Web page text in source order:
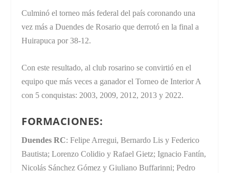
Culminó el torneo más federal del país coronando una
vez más a Duendes de Rosario que derrotó en la final a
Huirapuca por 38-12.
Con este resultado, al club rosarino se convirtió en el
equipo que más veces a ganador el Torneo de Interior A
con 5 conquistas: 2003, 2009, 2012, 2013 y 2022.
FORMACIONES:
Duendes RC: Felipe Arregui, Bernardo Lis y Federico
Bautista; Lorenzo Colidio y Rafael Gietz; Ignacio Fantín,
Nicolás Sánchez Gómez y Giuliano Buffarinni; Pedro